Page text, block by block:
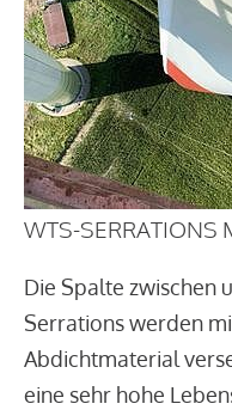
WTS-SERRATIONS
Die Spalte zwischen
Serrations werden
Abdichtmaterial
eine sehr hohe